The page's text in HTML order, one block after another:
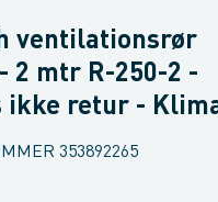
ventilationsrør
2 mtr R-250-2 -
ikke retur -
353892265